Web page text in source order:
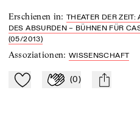
Erschienen in:THEATER DER
DES ABSURDEN – BÜHNEN FÜR
(05/2013)
Assoziationen:WISSENSCHAFT
Zu Mein-TdZ hinzufügen
Applaudieren
(0) mail